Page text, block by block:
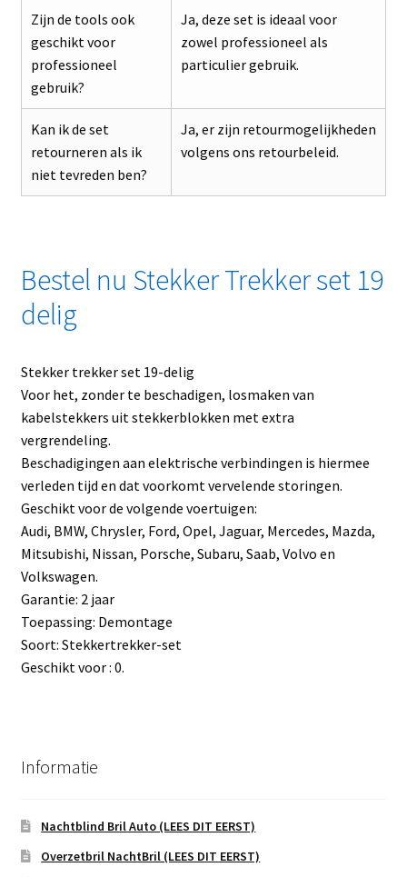
Zijn de tools ook
geschikt voor
professioneel
gebruik?
Ja, deze set is ideaal voor
zowel professioneel als
particulier gebruik.
Kan ik de set
retourneren als ik
niet tevreden ben?
Ja, er zijn retourmogelijkheden
volgens ons retourbeleid.
Bestel nu Stekker Trekker set 19
delig
Stekker trekker set 19-delig
Voor het, zonder te beschadigen, losmaken van
kabelstekkers uit stekkerblokken met extra
vergrendeling.
Beschadigingen aan elektrische verbindingen is hiermee
verleden tijd en dat voorkomt vervelende storingen.
Geschikt voor de volgende voertuigen:
Audi, BMW, Chrysler, Ford, Opel, Jaguar, Mercedes, Mazda,
Mitsubishi, Nissan, Porsche, Subaru, Saab, Volvo en
Volkswagen.
Garantie: 2 jaar
Toepassing: Demontage
Soort: Stekkertrekker-set
Geschikt voor : 0.
Informatie
Nachtblind Bril Auto (LEES DIT EERST)
Overzetbril NachtBril (LEES DIT EERST)